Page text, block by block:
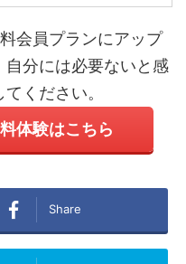
会員プランにアップ
自分には必要ないと感
ください。
体験はこちら
Share